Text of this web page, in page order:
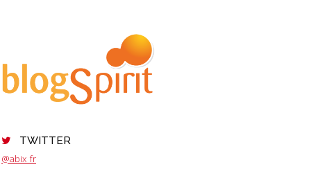
TWITTER
@abix_fr